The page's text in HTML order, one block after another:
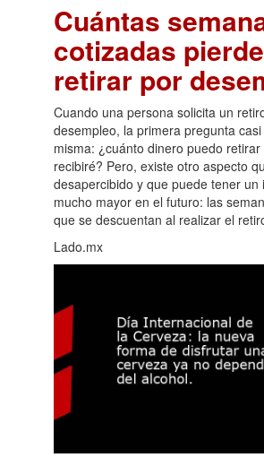
Cuántas
cotizadas
retirar por
Cuando una persona solicita un
desempleo, la primera pregunta
misma: ¿cuánto dinero puedo
recibiré? Pero, existe otro aspecto
desapercibido y que puede tener un
mucho mayor en el futuro: las
que se descuentan al realizar el
Lado.mx